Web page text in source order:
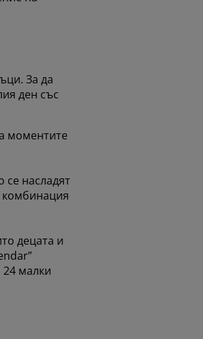
За да
ден със
моментите
се насладят
комбинация
децата и
малки